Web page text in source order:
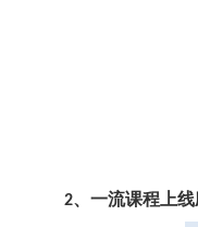
2、一流课程上